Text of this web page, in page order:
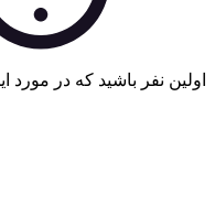
اولین نفر باشید که در